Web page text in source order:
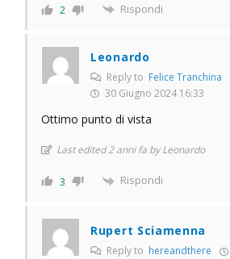
2 Rispondi
Leonardo
Reply to Felice Tranchina
30 Giugno 2024 16:33
Ottimo punto di vista
Last edited 2 anni fa by Leonardo
3 Rispondi
Rupert Sciamenna
Reply to hereandthere